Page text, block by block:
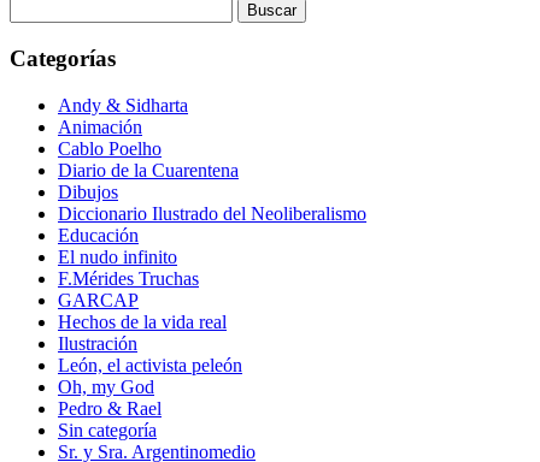
Categorías
Andy & Sidharta
Animación
Cablo Poelho
Diario de la Cuarentena
Dibujos
Diccionario Ilustrado del Neoliberalismo
Educación
El nudo infinito
F.Mérides Truchas
GARCAP
Hechos de la vida real
Ilustración
León, el activista peleón
Oh, my God
Pedro & Rael
Sin categoría
Sr. y Sra. Argentinomedio